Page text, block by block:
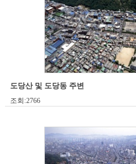
도당산 및 도당동 주변
조회:2766